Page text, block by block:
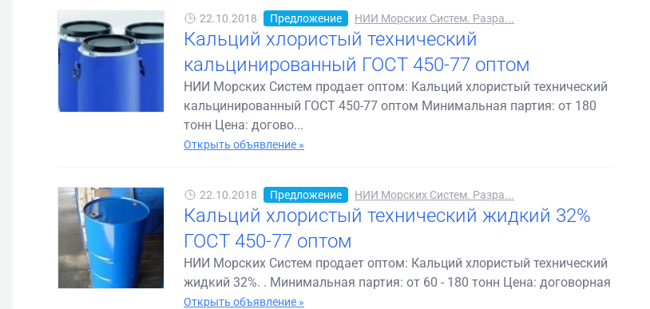
22.10.2018 Предложение НИИ Морских Систем. Разра...
Кальций хлористый технический
кальцинированный ГОСТ 450-77 оптом
НИИ Морских Систем продает оптом: Кальций хлористый технический
кальцинированный ГОСТ 450-77 оптом Минимальная партия: от 180
тонн Цена: догово...
Открыть объявление »
22.10.2018 Предложение НИИ Морских Систем. Разра...
Кальций хлористый технический жидкий 32%
ГОСТ 450-77 оптом
НИИ Морских Систем продает оптом: Кальций хлористый технический
жидкий 32%. . Минимальная партия: от 60 - 180 тонн Цена: договорная
Открыть объявление »